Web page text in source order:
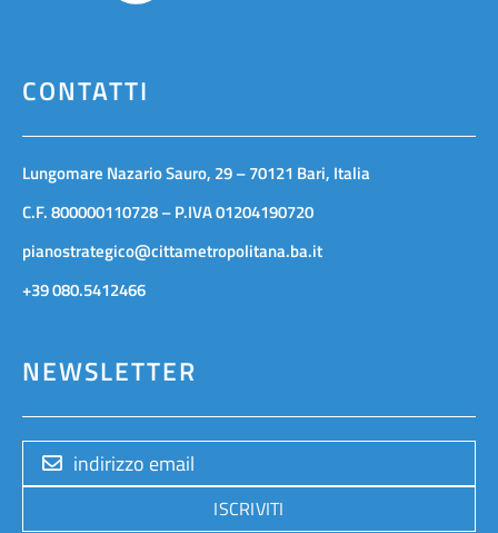
CONTATTI
Lungomare Nazario Sauro, 29 – 70121 Bari, Italia
C.F. 800000110728 – P.IVA 01204190720
pianostrategico@cittametropolitana.ba.it
+39 080.5412466
NEWSLETTER
ISCRIVITI